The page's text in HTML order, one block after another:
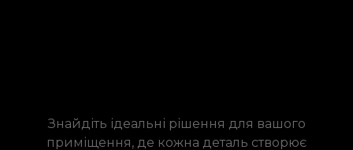
Знайдіть ідеальні рішення для вашого
приміщення, де кожна деталь створює